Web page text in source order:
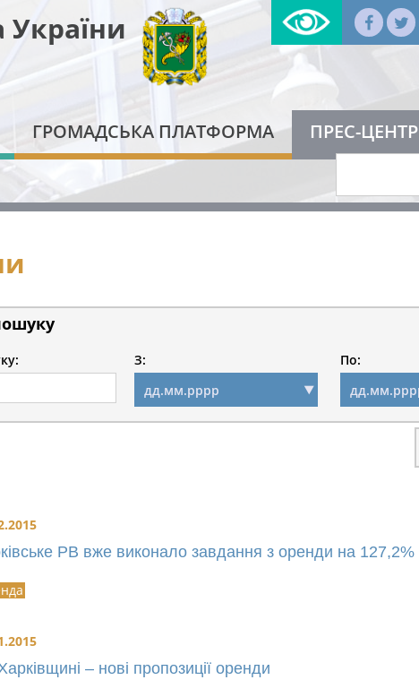
ГРОМАДСЬКА ПЛАТФОРМА
ПРЕС-ЦЕНТР
З: По:
РВ вже виконало завдання з оренди на 127,2%
– нові пропозиції оренди